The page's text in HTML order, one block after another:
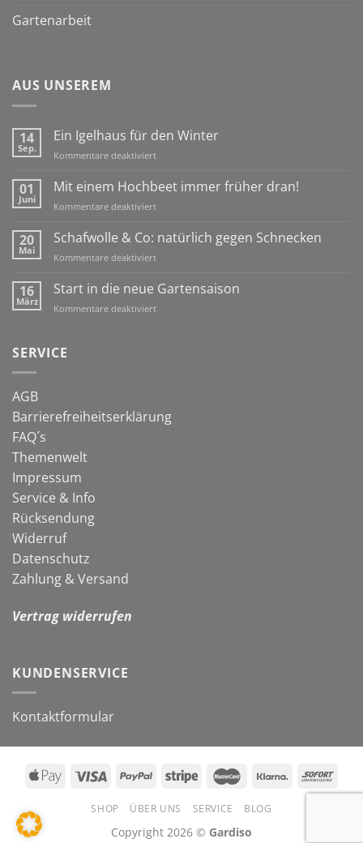
Gartenarbeit
AUS UNSEREM
14
Sep.
Ein Igelhaus für den Winter
Kommentare deaktiviertfür
Igelhaus
für
den
01
Juni
Mit einem Hochbeet immer früher dran!
Kommentare deaktiviertfür
einem
Hochbeet
immer
dran!
20
Mai
Schafwolle & Co: natürlich gegen Schnecken
Kommentare deaktiviertfür
&
Co:
natürlich
16
März
Start in die neue Gartensaison
Kommentare deaktiviertfür
SERVICE
AGB
Barrierefreiheitserklärung
FAQ´s
Themenwelt
Impressum
Service & Info
Rücksendung
Widerruf
Datenschutz
Zahlung & Versand
Vertrag widerrufen
KUNDENSERVICE
Kontaktformular
SHOP ÜBER UNS SERVICE BLOG
Copyright 2026 © Gardiso